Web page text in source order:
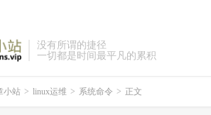
没有所谓的捷径
一切都是时间最平凡的累积
小站 > linux运维 > 系统命令 > 正文